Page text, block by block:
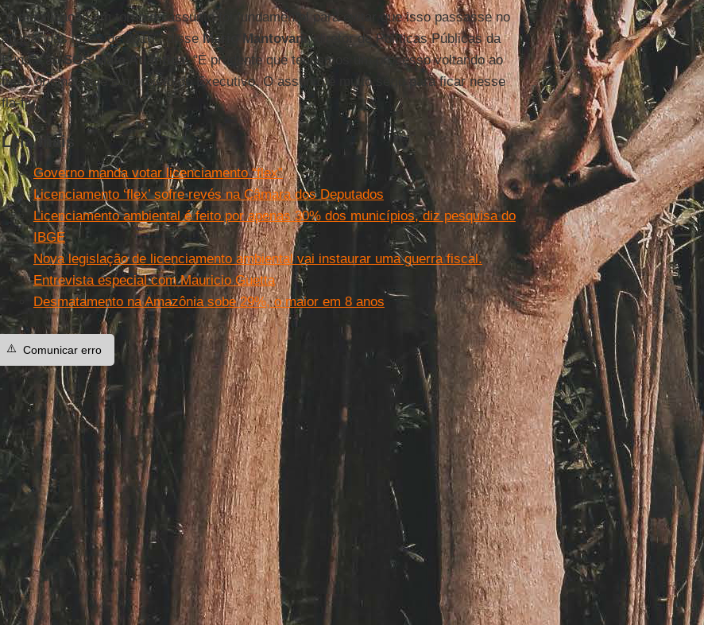
“A mobilização em torno do assunto foi fundamental para evitar que isso passasse no
apagar das luzes de 2016”, disseMario Mantovani, diretor de Políticas Públicas da
FundaçãoSOS Mata Atlântica. “É prudente que tenhamos um processo voltando ao
trilho original, que é o projeto do Executivo. O assunto é muito sério para ficar nesse
fla-flu.”
Leia mais
Governo manda votar licenciamento “flex”
Licenciamento ‘flex’ sofre revés na Câmara dos Deputados
Licenciamento ambiental é feito por apenas 30% dos municípios, diz pesquisa do
IBGE
Nova legislação de licenciamento ambiental vai instaurar uma guerra fiscal.
Entrevista especial com Mauricio Guetta
Desmatamento na Amazônia sobe 29%, o maior em 8 anos
⚠️ Comunicar erro